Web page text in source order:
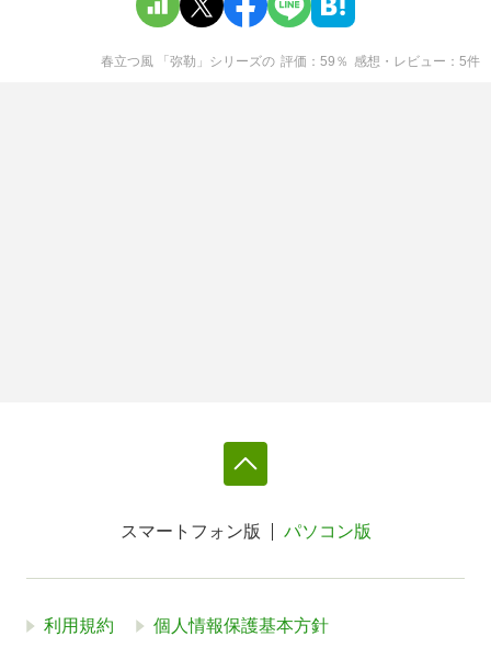
春立つ風 「弥勒」シリーズの 評価 59 ％ 感想・レビュー 5件
スマートフォン版 パソコン版
利用規約 個人情報保護基本方針